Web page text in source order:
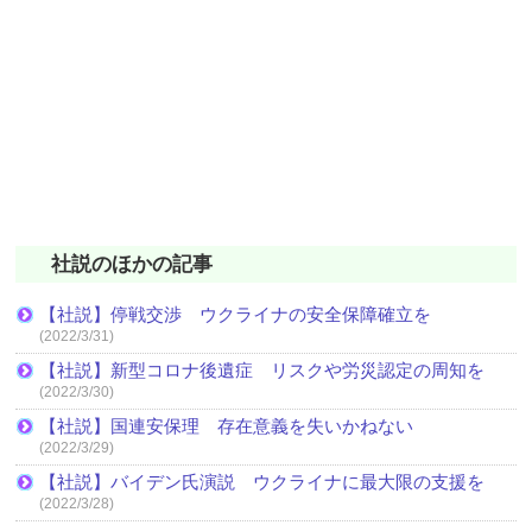
社説のほかの記事
【社説】停戦交渉 ウクライナの安全保障確立を
(2022/3/31)
【社説】新型コロナ後遺症 リスクや労災認定の周知を
(2022/3/30)
【社説】国連安保理 存在意義を失いかねない
(2022/3/29)
【社説】バイデン氏演説 ウクライナに最大限の支援を
(2022/3/28)